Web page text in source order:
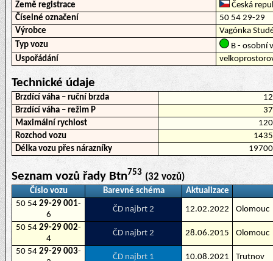
Země registrace
Česká
Číselné označení
50 54 29-29
Výrobce
Vagónka
Typ vozu
B - osobní
Uspořádání
Technické údaje
Brzdící váha – ruční brzda
12
Brzdící váha – režim P
37
Maximální rychlost
120
Rozchod vozu
1435
Délka vozu přes nárazníky
19700
Seznam vozů řady Btn753 (32 vozů)
Číslo vozu Barevné schéma
Aktualizace
50 54 29-29 001-
6
ČD najbrt 2 12.02.2022
Olomouc
50 54 29-29 002-
4
ČD najbrt 2 28.06.2015
Olomouc
50 54 29-29 003-
ČD najbrt 1 10.08.2021
Trutnov